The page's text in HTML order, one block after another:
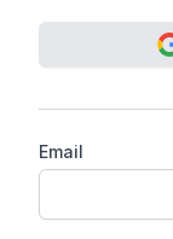
Email